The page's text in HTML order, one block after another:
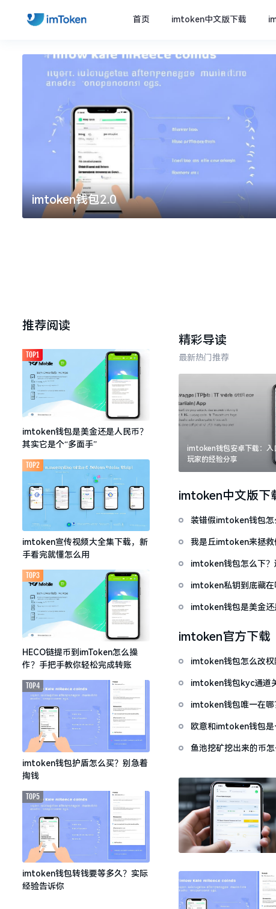
首页 imtoken中文版下载
imtoken钱包2.0
推荐阅读
imtoken钱包是美金还是人民币？
其实它是个“多面手”
TOP1
imtoken宣传视频大全集下载，新
手看完就懂怎么用
TOP2
HECO链提币到imToken怎么操
作？手把手教你轻松完成转账
TOP3
imtoken钱包护盾怎么买？别急着
掏钱
TOP4
imtoken钱包转钱要等多久？实际
经验告诉你
TOP5
精彩导读
最新热门推荐
imtoken钱包安卓下载：入
玩家的经验分享
imtoken中文版下
装错假imtoken钱包怎
我是丘imtoken来拯救
imtoken钱包怎么下？
imtoken私钥到底藏在
imtoken钱包是美金还
imtoken官方下载
imtoken钱包怎么改权
imtoken钱包kyc通道
imtoken钱包唯一在哪
欧意和imtoken钱包是
鱼池挖矿挖出来的币